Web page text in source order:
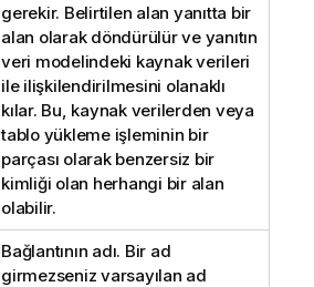
gerekir. Belirtilen alan yanıtta bir
alan olarak döndürülür ve yanıtın
veri modelindeki kaynak verileri
ile ilişkilendirilmesini olanaklı
kılar. Bu, kaynak verilerden veya
tablo yükleme işleminin bir
parçası olarak benzersiz bir
kimliği olan herhangi bir alan
olabilir.
Bağlantının adı. Bir ad
girmezseniz varsayılan ad